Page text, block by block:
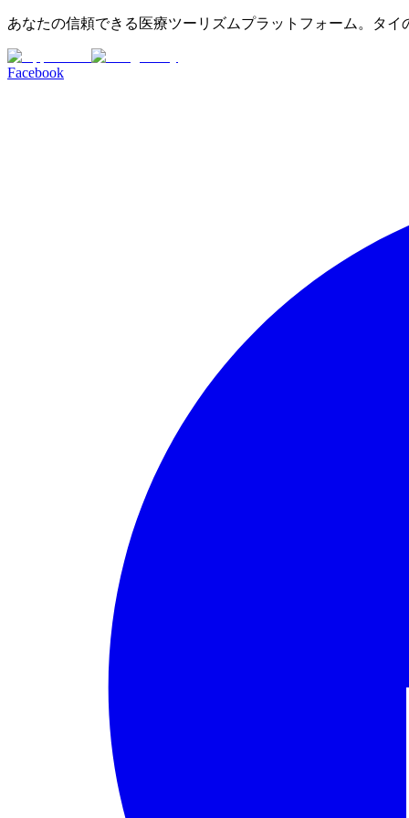
あなたの信頼できる医療ツーリズムプラットフォーム。タ
Facebook